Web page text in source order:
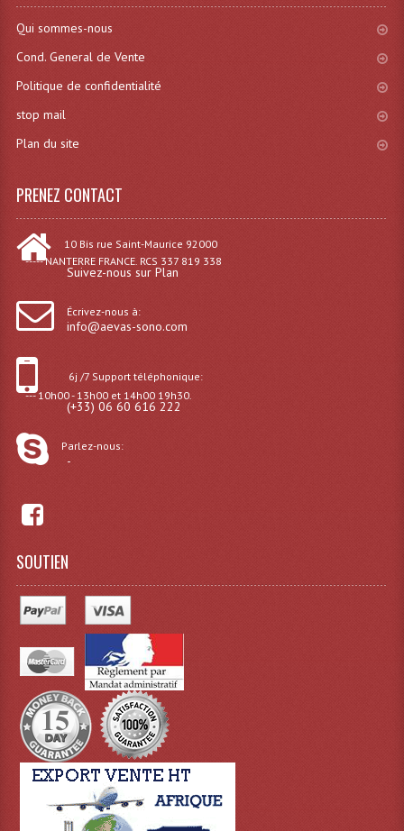
Câbles, Connectiques.
Câblage Electrique
Câbles Module, Cables Audio
Câbles Enceintes
Haut-Parleurs Origine Sav
Membrannes De Haut Parleurs
Pieces Détachées Sav
Accessoires Public-Adress L100V
Amplificateurs (L 100v)
Enceintes Encastrables Ligne 100V 4-8 Ohm
Qui sommes-nous
Cond. General de Vente
Politique de confidentialité
stop mail
Plan du site
PRENEZ CONTACT
10 Bis rue Saint-Maurice 92000
----- NANTERRE FRANCE. RCS 337 819 338
Suivez-nous sur Plan
Écrivez-nous à:
info@aevas-sono.com
6j /7 Support téléphonique:
--- 10h00 - 13h00 et 14h00 19h30.
(+33) 06 60 616 222
Parlez-nous:
-
SOUTIEN